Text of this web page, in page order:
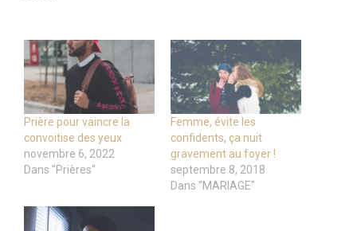
Prière pour vaincre la
convoitise des yeux
novembre 6, 2022
Dans "Prières"
Femme, évite les
confidents, ça nuit
gravement au foyer !
septembre 8, 2018
Dans "MARIAGE"